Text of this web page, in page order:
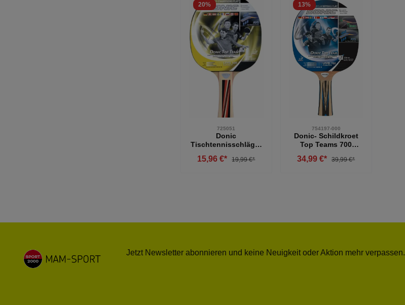
20%
725051
Donic
Tischtennisschläger
15,96 €* 19,99 €*
13%
754197-000
Donic- Schildkroet
Top Teams 700
schwarz- rot
34,99 €* 39,99 €*
Jetzt Newsletter abonnieren und keine Neuigkeit oder Aktion mehr verpassen.